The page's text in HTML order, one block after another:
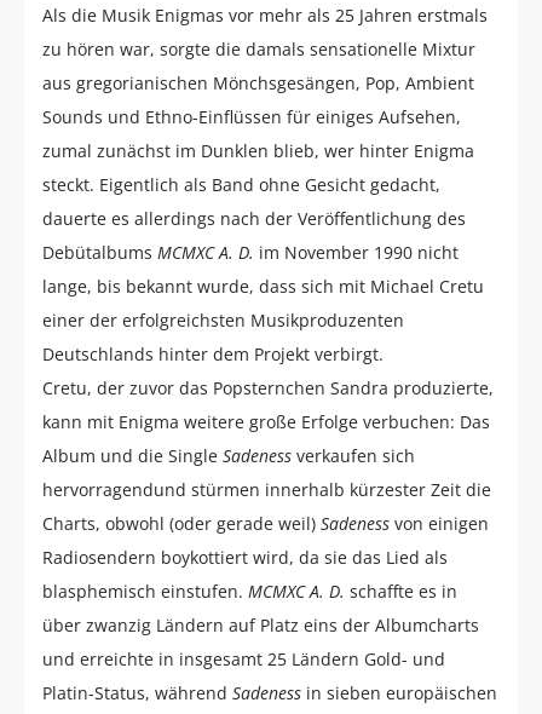
Als die Musik Enigmas vor mehr als 25 Jahren erstmals
zu hören war, sorgte die damals sensationelle Mixtur
aus gregorianischen Mönchsgesängen, Pop, Ambient
Sounds und Ethno-Einflüssen für einiges Aufsehen,
zumal zunächst im Dunklen blieb, wer hinter Enigma
steckt. Eigentlich als Band ohne Gesicht gedacht,
dauerte es allerdings nach der Veröffentlichung des
Debütalbums MCMXC A. D. im November 1990 nicht
lange, bis bekannt wurde, dass sich mit Michael Cretu
einer der erfolgreichsten Musikproduzenten
Deutschlands hinter dem Projekt verbirgt.
Cretu, der zuvor das Popsternchen Sandra produzierte,
kann mit Enigma weitere große Erfolge verbuchen: Das
Album und die Single Sadeness verkaufen sich
hervorragendund stürmen innerhalb kürzester Zeit die
Charts, obwohl (oder gerade weil) Sadeness von einigen
Radiosendern boykottiert wird, da sie das Lied als
blasphemisch einstufen. MCMXC A. D. schaffte es in
über zwanzig Ländern auf Platz eins der Albumcharts
und erreichte in insgesamt 25 Ländern Gold- und
Platin-Status, während Sadeness in sieben europäischen